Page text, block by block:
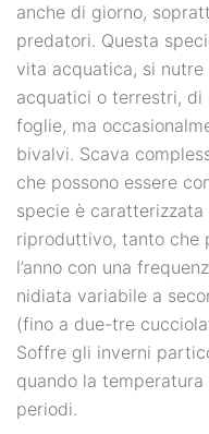
anche di giorno,
predatori. Questa
vita acquatica, si
acquatici o terrestri, di
foglie, ma
bivalvi. Scava
che possono essere
specie è
riproduttivo, tanto che
l’anno con una
nidiata variabile a
(fino a due-tre
Soffre gli inverni
quando la
periodi.